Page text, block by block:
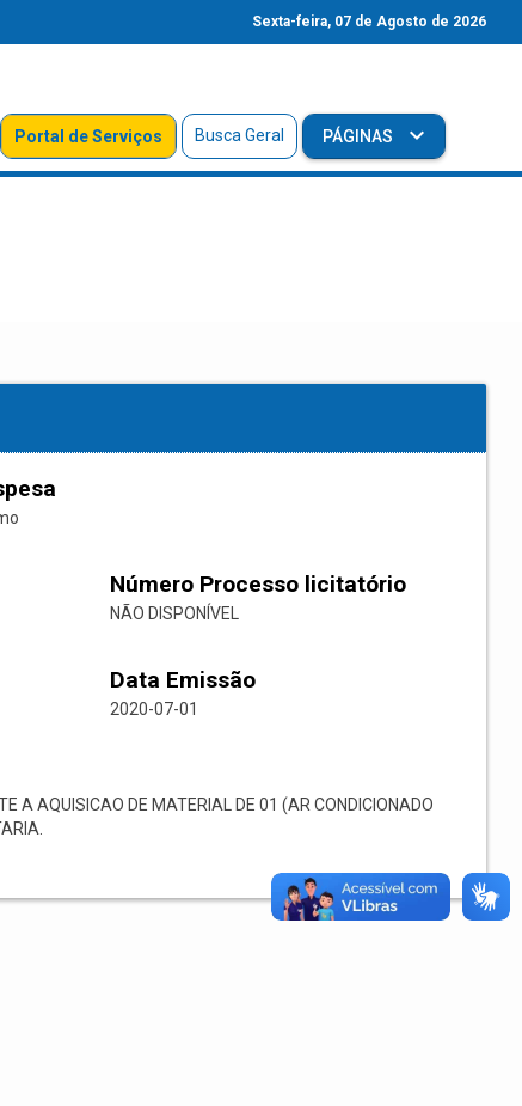
Sexta-feira, 07 de Agosto de 2026
Portal de Serviços Busca Geral PÁGINAS
Número Processo licitatório
NÃO DISPONÍVEL
Data Emissão
2020-07-01
A AQUISICAO DE MATERIAL DE 01 (AR CONDICIONADO